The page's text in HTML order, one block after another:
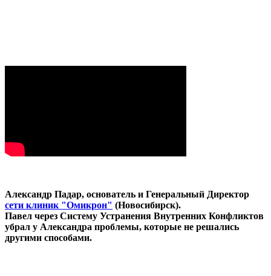
Александр Падар, основатель и Генеральный Директор
сети клиник "Омикрон" (Новосибирск).
Павел через Систему Устранения Внутренних Конфликтов
убрал у Александра проблемы, которые не решались
другими способами.